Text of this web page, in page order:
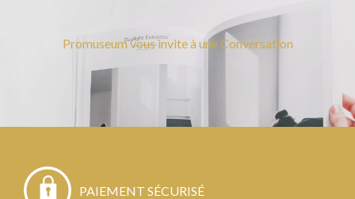
Promuseum vous invite à une Conversation
PAIEMENT SÉCURISÉ